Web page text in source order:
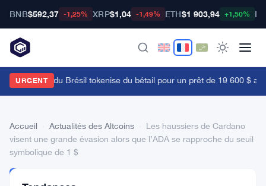
BNB$592,37 -1,25% XRP$1,04 -1,49% ETH$1 903,94 +1,50%
URGENT
Bourse B3 du Brésil tokenise du bétail pour un prêt de 19 600 $
Accueil Actualités des Altcoins
Les haussiers de Cardano
visent une grande évasion alors que l’ADA se rapproche du seuil
symbolique de 1 $